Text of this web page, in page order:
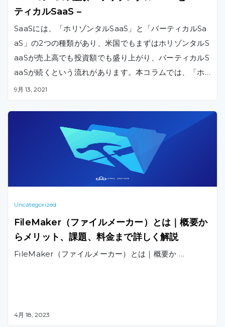
ティカルSaaS –
SaaSには、「ホリゾンタルSaaS」と「バーティカルSa
aS」の2つの種類があり、米国でもまずはホリゾンタルS
aaSが売上高でも投資額でも盛り上がり、バーティカルS
aaSが続くという流れがあります。本コラムでは、「ホ
リゾンタルSaaS」と「バーティカルSaaS」の違いやそ
9月 13, 2021
Uncategorized
FileMaker（ファイルメーカー）とは｜概要か
らメリット、課題、料金まで詳しく解説
FileMaker（ファイルメーカー）とは｜概要か …
4月 18, 2023